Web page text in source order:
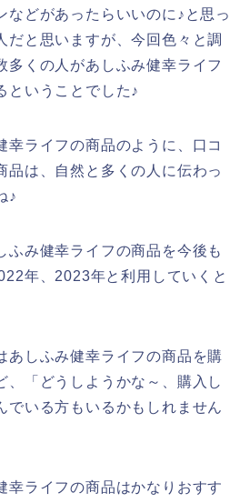
などがあったらいいのに♪と思っ
だと思いますが、今回色々と調
多くの人があしふみ健幸ライフ
ということでした♪
幸ライフの商品のように、口コ
品は、自然と多くの人に伝わっ
♪
ふみ健幸ライフの商品を今後も
年、2023年と利用していくと
あしふみ健幸ライフの商品を購
、「どうしようかな～、購入し
でいる方もいるかもしれません
幸ライフの商品はかなりおすす